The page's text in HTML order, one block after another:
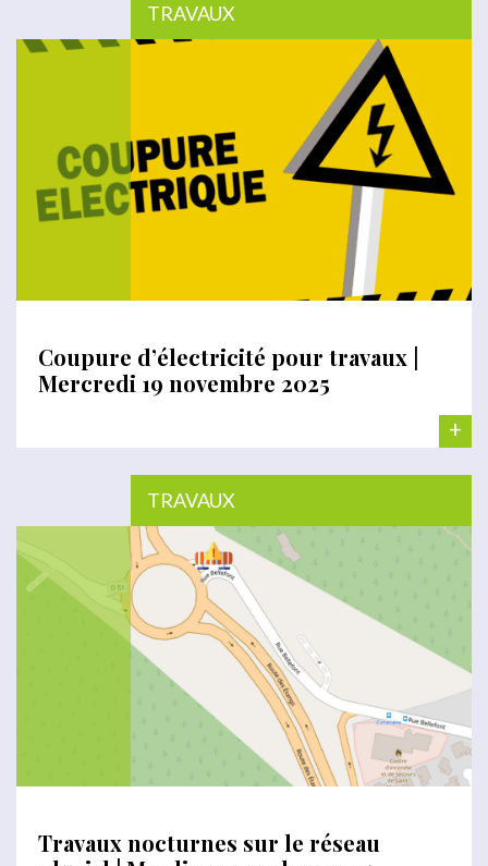
TRAVAUX
Coupure d’électricité pour travaux |
Mercredi 19 novembre 2025
+
TRAVAUX
Travaux nocturnes sur le réseau